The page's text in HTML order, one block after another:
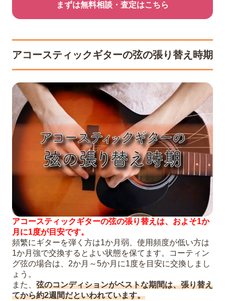
まずは無料相談・査定はこちら
アコースティックギターの弦の張り替え時期
アコースティックギターの弦の張り替えは、およそ1か
月に1度が目安です。
頻繁にギターを弾く方は1か月弱、使用頻度が低い方は
1か月強で交換するとよい状態を保てます。コーティン
グ弦の場合は、2か月～5か月に1度を目安に交換しまし
ょう。
また、 弦のコンディションがベストな期間は、張り替え
てから約2週間だといわれています。